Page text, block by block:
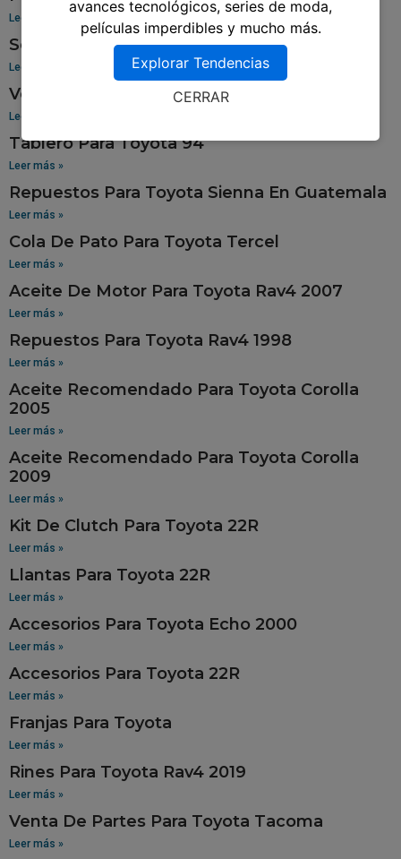
Leer más »
Sensor De Oxigeno Para Toyota Corolla
Leer más »
Venta De Aros Para Toyota Hilux
Leer más »
Tablero Para Toyota 94
Leer más »
Repuestos Para Toyota Sienna En Guatemala
Leer más »
Cola De Pato Para Toyota Tercel
Leer más »
Aceite De Motor Para Toyota Rav4 2007
Leer más »
Repuestos Para Toyota Rav4 1998
Leer más »
Aceite Recomendado Para Toyota Corolla
2005
Leer más »
Aceite Recomendado Para Toyota Corolla
2009
Leer más »
Kit De Clutch Para Toyota 22R
Leer más »
Llantas Para Toyota 22R
Leer más »
Accesorios Para Toyota Echo 2000
Leer más »
Accesorios Para Toyota 22R
Leer más »
Franjas Para Toyota
Leer más »
Rines Para Toyota Rav4 2019
Leer más »
Venta De Partes Para Toyota Tacoma
Leer más »
avances tecnológicos, series de moda,
películas imperdibles y mucho más.
Explorar Tendencias
CERRAR